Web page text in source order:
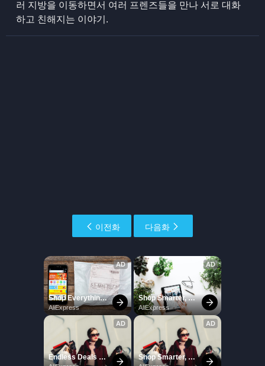
러 지방을 이동하면서 여러 프렌즈들을 만나 서로 대화
하고 친해지는 이야기.
이전화 다음화